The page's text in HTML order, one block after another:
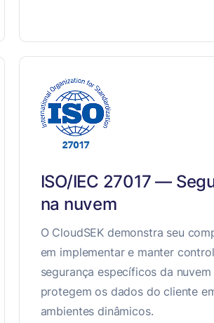
ISO/IEC 27017 —
na nuvem
O CloudSEK demonstra seu
em implementar e manter
segurança específicos da nuvem
protegem os dados do cliente
ambientes dinâmicos.